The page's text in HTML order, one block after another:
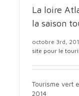
La loire
la saison
octobre 3rd,
site pour le
Tourisme vert
2014